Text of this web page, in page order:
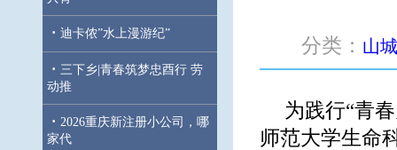
· 迪卡侬”水上漫游纪”
· 三下乡|青春筑梦忠酉行 劳
动推
· 2026重庆新注册小公司，哪
家代
分类： 山
为践行“青
师范大学生命